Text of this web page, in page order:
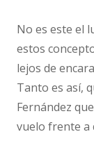
No es este el
estos
lejos de
Tanto es así,
Fernández
vuelo frente a